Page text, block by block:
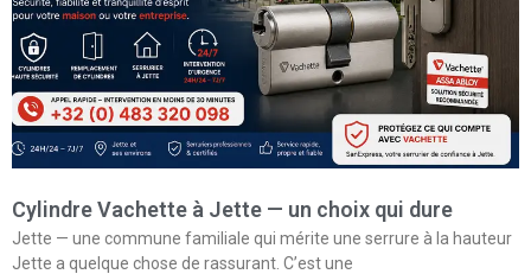
Cylindre Vachette à Jette — un choix qui dure
Jette — une commune familiale qui mérite une serrure à la hauteur
Jette a quelque chose de rassurant. C’est une